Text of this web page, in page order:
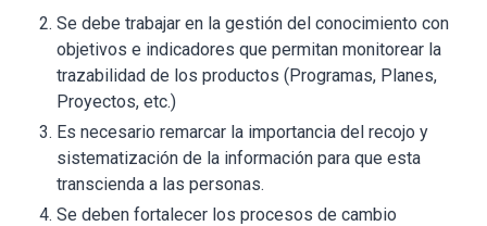
Se debe trabajar en la gestión del conocimiento con
objetivos e indicadores que permitan monitorear la
trazabilidad de los productos (Programas, Planes,
Proyectos, etc.)
Es necesario remarcar la importancia del recojo y
sistematización de la información para que esta
transcienda a las personas.
Se deben fortalecer los procesos de cambio